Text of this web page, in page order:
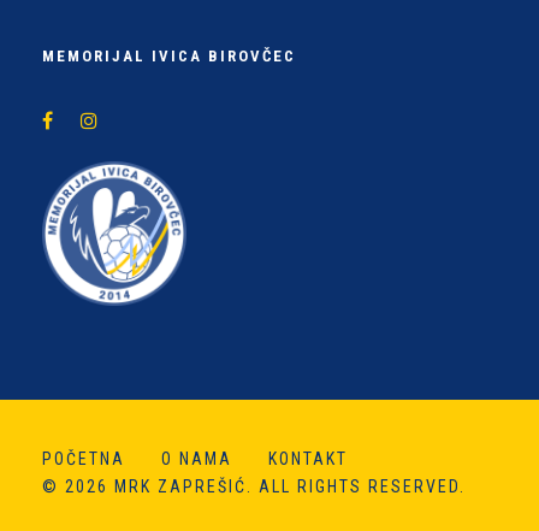
MEMORIJAL IVICA BIROVČEC
POČETNA O NAMA
KONTAKT
© 2026 MRK ZAPREŠIĆ. ALL RIGHTS RESERVED.